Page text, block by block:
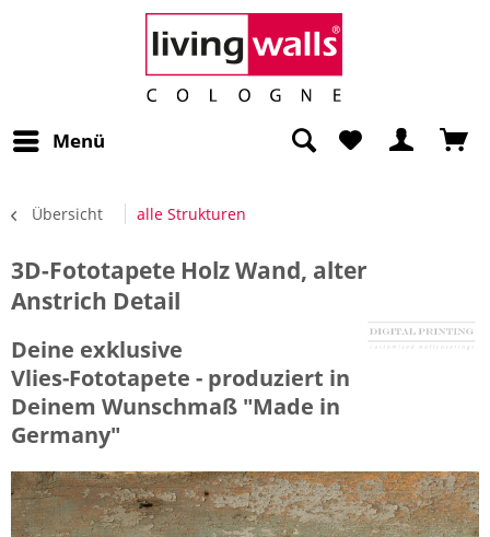
Menü
Übersicht alle Strukturen
3D-Fototapete Holz Wand, alter
Anstrich Detail
Deine exklusive
Vlies-Fototapete - produziert in
Deinem Wunschmaß "Made in
Germany"